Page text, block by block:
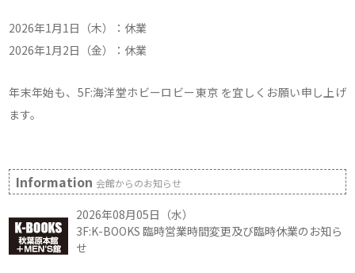
2026年1月1日（木）：休業
2026年1月2日（金）：休業
年末年始も、5F:海洋堂ホビーロビー東京 を宜しくお願い申し上げ
ます。
Information会館からのお知らせ
2026年08月05日（水）
3F:K-BOOKS 臨時営業時間変更及び臨時休業のお知ら
せ